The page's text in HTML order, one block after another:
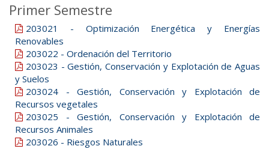
Primer Semestre
203021 - Optimización Energética y Energías
Renovables
203022 - Ordenación del Territorio
203023 - Gestión, Conservación y Explotación de Aguas
y Suelos
203024 - Gestión, Conservación y Explotación de
Recursos vegetales
203025 - Gestión, Conservación y Explotación de
Recursos Animales
203026 - Riesgos Naturales